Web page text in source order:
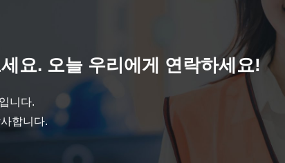
요. 오늘 우리에게 연락하세요!
니다.
합니다.